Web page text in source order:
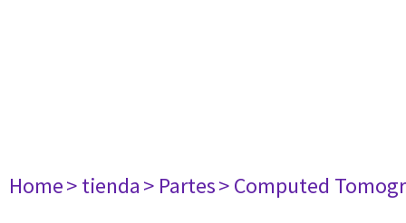
Home> tienda> Partes> Computed